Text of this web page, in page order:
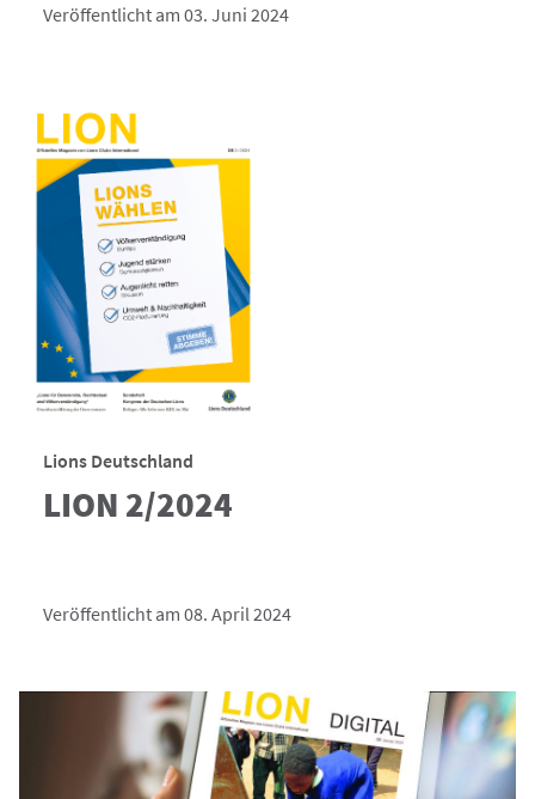
Veröffentlicht am 03. Juni 2024
Lions Deutschland
LION 2/2024
Veröffentlicht am 08. April 2024